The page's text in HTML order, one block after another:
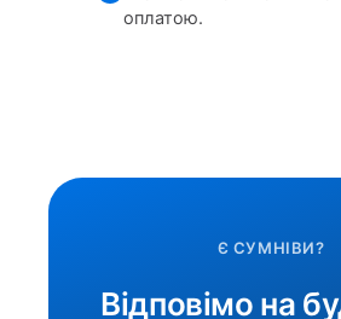
оплатою.
Є СУМНІВИ?
Відповімо на